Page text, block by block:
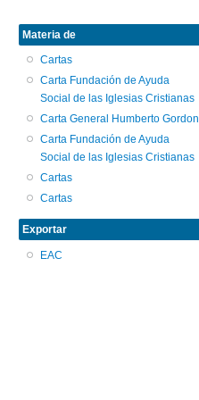
Materia de
Cartas
Carta Fundación de Ayuda
Social de las Iglesias Cristianas
Carta General Humberto Gordon
Carta Fundación de Ayuda
Social de las Iglesias Cristianas
Cartas
Cartas
Exportar
EAC